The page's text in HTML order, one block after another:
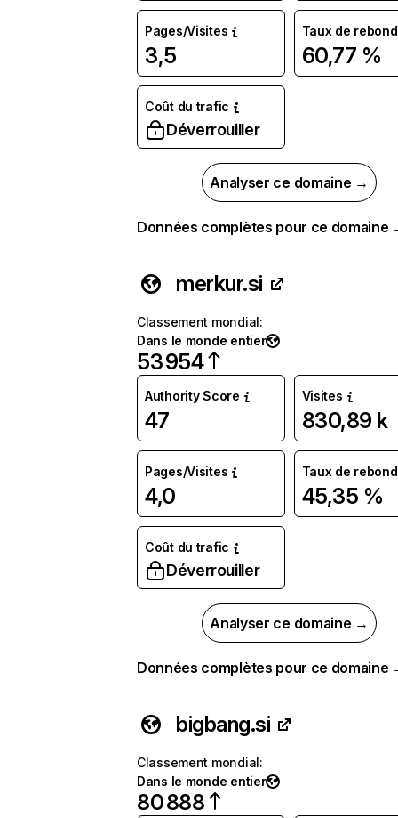
Pages/Visites
3,5
Taux de rebond
60,77 %
Coût du trafic
Déverrouiller
Analyser ce domaine →
Données complètes pour ce domaine
merkur.si
Classement mondial:
Dans le monde entier
53 954
Authority Score
47
Visites
830,89 k
Pages/Visites
4,0
Taux de rebond
45,35 %
Coût du trafic
Déverrouiller
Analyser ce domaine →
Données complètes pour ce domaine
bigbang.si
Classement mondial:
Dans le monde entier
80 888